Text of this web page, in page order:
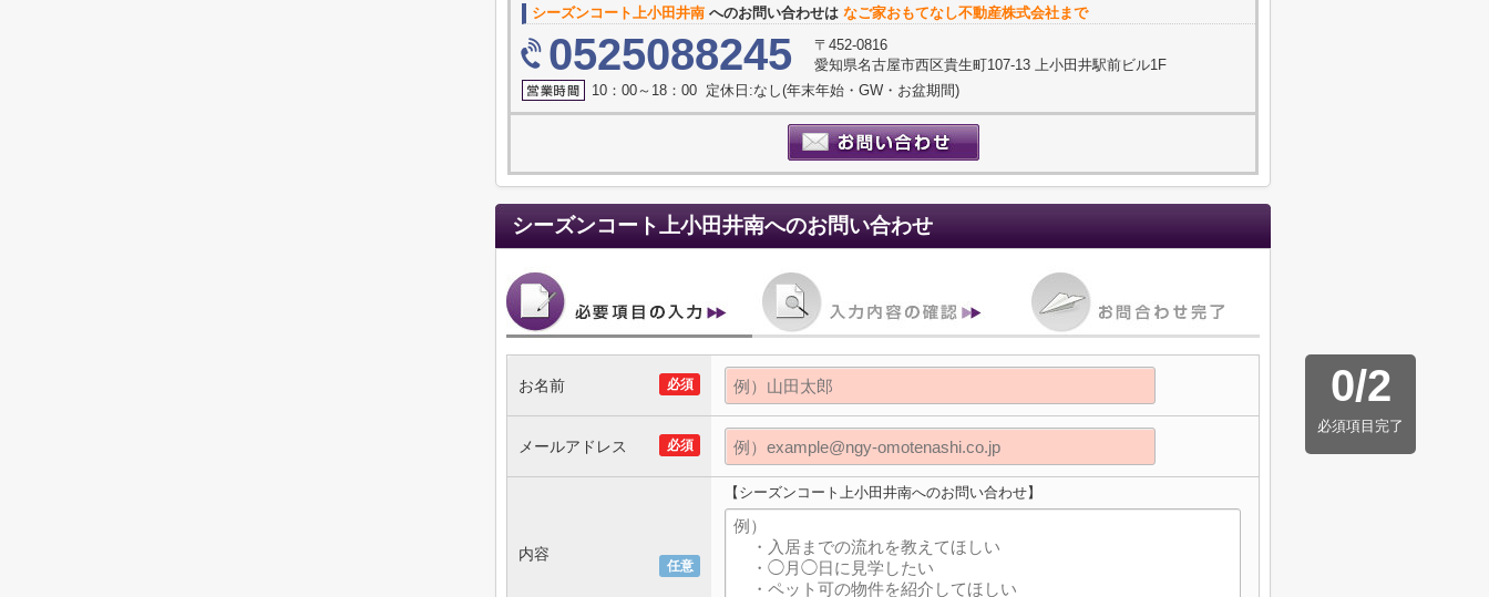
シーズンコート上小田井南 へのお問い合わせは なご家おもてなし不動産株式会社まで
0525088245
〒452-0816
愛知県名古屋市西区貴生町107-13 上小田井駅前ビル1F
10：00～18：00 定休日:なし(年末年始・GW・お盆期間)
シーズンコート上小田井南へのお問い合わせ
0/2
必須項目完了
必須
お名前
必須
メールアドレス
任意
内容
【シーズンコート上小田井南へのお問い合わせ】